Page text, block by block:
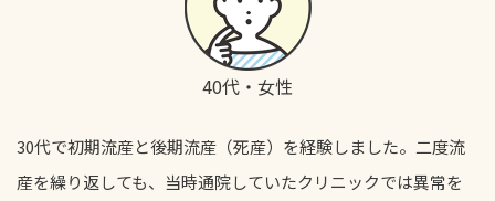
40代・女性
30代で初期流産と後期流産（死産）を経験しました。二度流
産を繰り返しても、当時通院していたクリニックでは異常を